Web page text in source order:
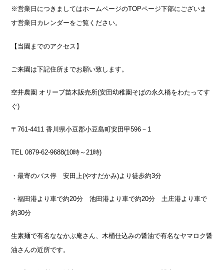
※営業日につきましてはホームページのTOPページ下部にございま
す営業日カレンダーをご覧ください。
【当園までのアクセス】
ご来園は下記住所までお願い致します。
空井農園 オリーブ苗木販売所(安田幼稚園そばの永久橋をわたってす
ぐ)
〒761-4411 香川県小豆郡小豆島町安田甲596－1
TEL 0879-62-9688(10時～21時)
・最寄のバス停 安田上(やすだかみ)より徒歩約3分
・福田港より車で約20分 池田港より車で約20分 土庄港より車で
約30分
生素麺で有名ななかぶ庵さん、木桶仕込みの醤油で有名なヤマロク醤
油さんの近所です。